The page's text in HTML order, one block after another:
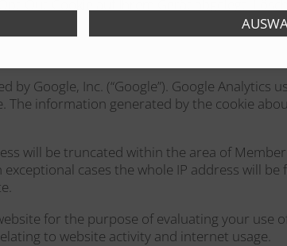
Google, Inc. (“Google”). Google Analytics
information generated by the cookie
will be truncated within the area of
cases the whole IP address will
for the purpose of evaluating your use
to website activity and internet usage.